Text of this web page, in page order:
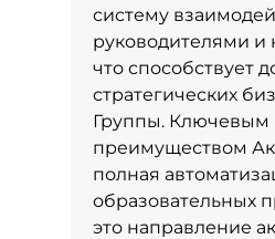
систему
руководителями и
что способствует
стратегических
Группы. Ключевым
преимуществом
полная
образовательных
это направление